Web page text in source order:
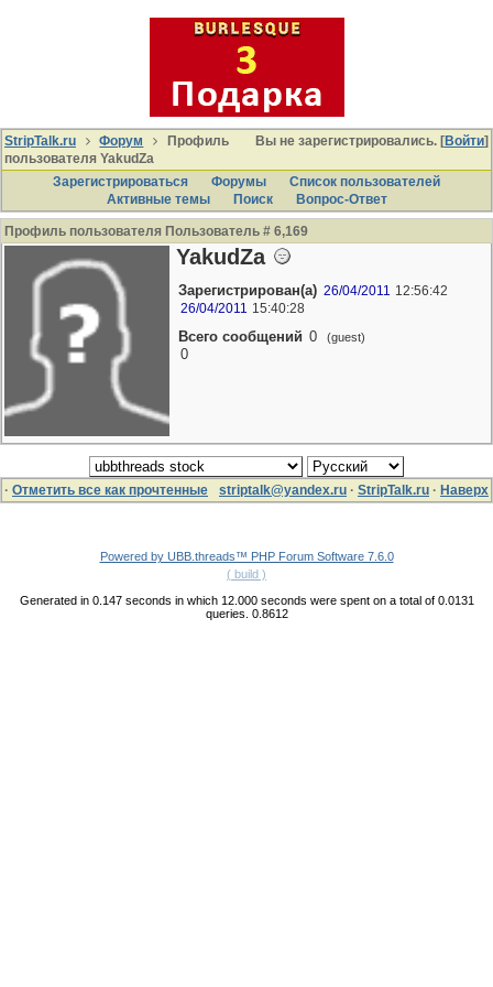
Вы не зарегистрировались. [Войти]
StripTalk.ru Форум
Профиль
пользователя YakudZa
Зарегистрироваться
Форумы
Список пользователей
Активные темы
Поиcк Вопрос-Ответ
Профиль пользователя Пользователь # 6,169
YakudZa
Зарегистрирован(а) 26/04/2011 12:56:42
26/04/2011 15:40:28
Всего сообщений 0 (guest)
0
· Отметить все как прочтенные striptalk@yandex.ru · StripTalk.ru · Наверх
Powered by UBB.threads™ PHP Forum Software 7.6.0
( build )
Generated in 0.147 seconds in which 12.000 seconds were spent on a total of 0.0131
queries. 0.8612